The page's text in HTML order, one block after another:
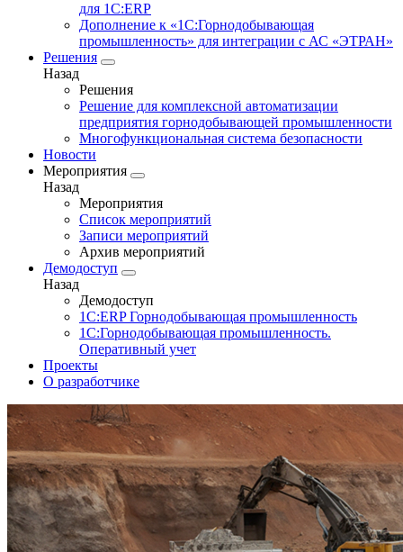
для 1С:ERP
Дополнение к «1С:Горнодобывающая
промышленность» для интеграции с АС «ЭТРАН»
Решения
Назад
Решения
Решение для комплексной автоматизации
предприятия горнодобывающей промышленности
Многофункциональная система безопасности
Новости
Мероприятия
Назад
Мероприятия
Список мероприятий
Записи мероприятий
Архив мероприятий
Демодоступ
Назад
Демодоступ
1С:ERP Горнодобывающая промышленность
1С:Горнодобывающая промышленность.
Оперативный учет
Проекты
О разработчике